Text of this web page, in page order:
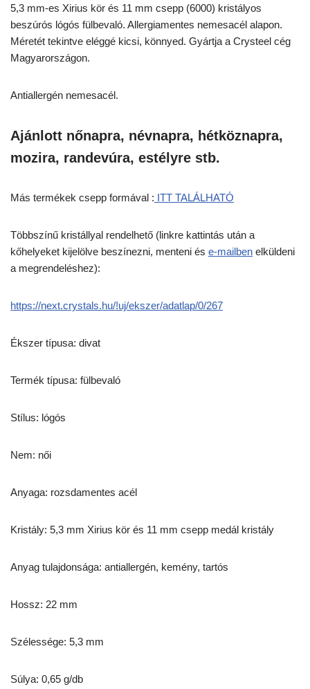
5,3 mm-es Xirius kör és 11 mm csepp (6000) kristályos
beszúrós lógós fülbevaló. Allergiamentes nemesacél alapon.
Méretét tekintve eléggé kicsi, könnyed. Gyártja a Crysteel cég
Magyarországon.
Antiallergén nemesacél.
Ajánlott nőnapra, névnapra, hétköznapra,
mozira, randevúra, estélyre stb.
Más termékek csepp formával : ITT TALÁLHATÓ
Többszínű kristállyal rendelhető (linkre kattintás után a
kőhelyeket kijelölve beszínezni, menteni és e-mailben elküldeni
a megrendeléshez):
https://next.crystals.hu/!uj/ekszer/adatlap/0/267
Ékszer típusa: divat
Termék típusa: fülbevaló
Stílus: lógós
Nem: női
Anyaga: rozsdamentes acél
Kristály: 5,3 mm Xirius kör és 11 mm csepp medál kristály
Anyag tulajdonsága: antiallergén, kemény, tartós
Hossz: 22 mm
Szélessége: 5,3 mm
Súlya: 0,65 g/db